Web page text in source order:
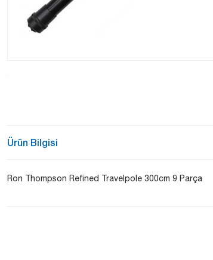
Ürün Bilgisi
Ron Thompson Refined Travelpole 300cm 9 Parça